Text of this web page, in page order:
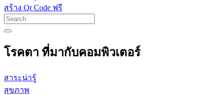
สร้าง Qr Code ฟรี
โรคตา ที่มากับคอมพิวเตอร์
สาระน่ารู้
สุขภาพ